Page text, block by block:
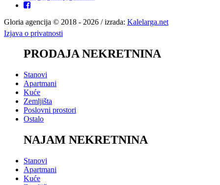
Gloria agencija © 2018 - 2026 / izrada: Kalelarga.net
Izjava o privatnosti
PRODAJA NEKRETNINA
Stanovi
Apartmani
Kuće
Zemljišta
Poslovni prostori
Ostalo
NAJAM NEKRETNINA
Stanovi
Apartmani
Kuće